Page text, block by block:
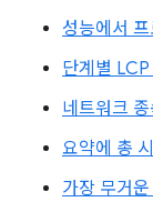
성능에서
단계별
네트워크
요약에 총
가장 무거